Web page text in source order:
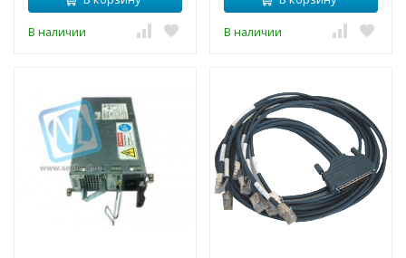
В наличии В наличии